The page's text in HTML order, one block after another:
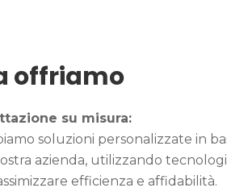
offriamo
su misura:
soluzioni personalizzate in
azienda, utilizzando
efficienza e affidabilità.